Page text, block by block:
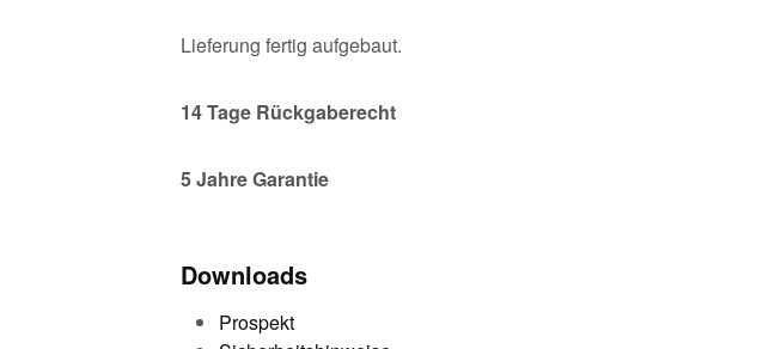
Lieferung fertig aufgebaut.
14Tage Rückgaberecht
5 Jahre Garantie
Downloads
Prospekt